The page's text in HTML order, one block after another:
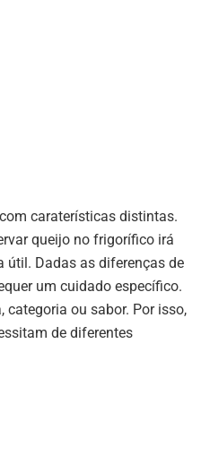
caraterísticas distintas.
queijo no frigorífico irá
útil. Dadas as diferenças de
um cuidado específico.
categoria ou sabor. Por isso,
de diferentes